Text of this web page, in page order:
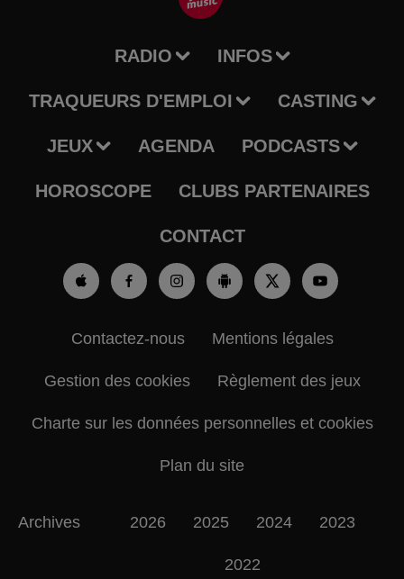
RADIO INFOS
TRAQUEURS D'EMPLOI CASTING
JEUX AGENDA PODCASTS
HOROSCOPE CLUBS PARTENAIRES
CONTACT
Contactez-nous Mentions légales
Gestion des cookies Règlement des jeux
Charte sur les données personnelles et cookies
Plan du site
Archives 2026 2025 2024 2023
2022